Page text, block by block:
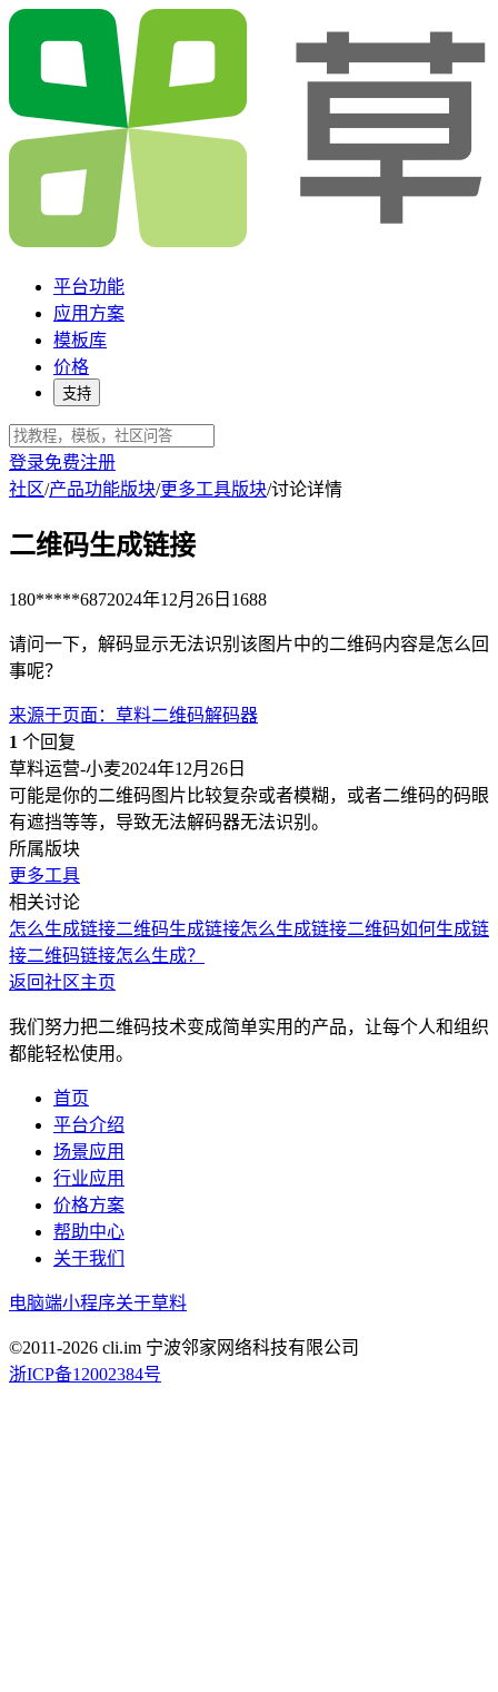
平台功能
应用方案
模板库
价格
支持
登录免费注册
社区/产品功能版块/更多工具版块/讨论详情
二维码生成链接
180*****6872024年12月26日 1688
请问一下，解码显示无法识别该图片中的二维码内容是怎么回
事呢？
来源于页面 ： 草料二维码解码器
1 个回复
草料运营-小麦2024年12月26日
可能是你的二维码图片比较复杂或者模糊，或者二维码的码眼
有遮挡等等，导致无法解码器无法识别。
所属版块
更多工具
相关讨论
怎么生成链接二维码生成链接怎么生成链接二维码如何生成链
接二维码链接怎么生成？
返回社区主页
我们努力把二维码技术变成简单实用的产品，让每个人和组织
都能轻松使用。
首页
平台介绍
场景应用
行业应用
价格方案
帮助中心
关于我们
电脑端小程序关于草料
©2011-2026 cli.im 宁波邻家网络科技有限公司
浙ICP备12002384号